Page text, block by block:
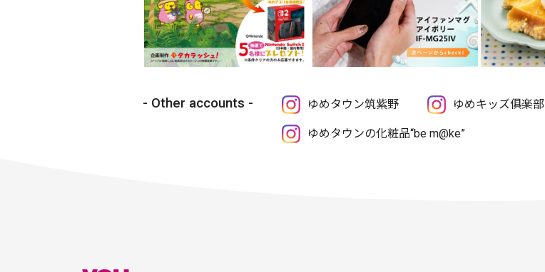
Other accounts ゆめタウン筑紫野 ゆめキッズ俱楽部
ゆめタウンの化粧品“be m@ke”